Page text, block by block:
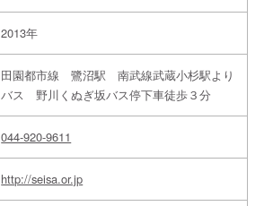
2013年
田園都市線 鷺沼駅 南武線武蔵小杉駅より
バス 野川くぬぎ坂バス停下車徒歩３分
044-920-9611
http://seisa.or.jp